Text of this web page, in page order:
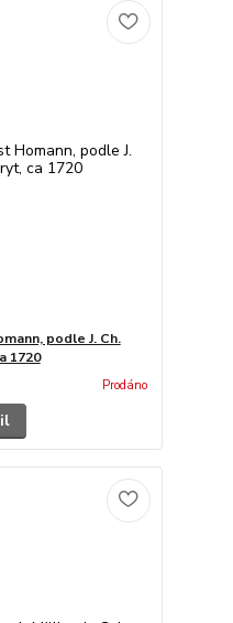
podle J. Ch.
1720
Prodáno